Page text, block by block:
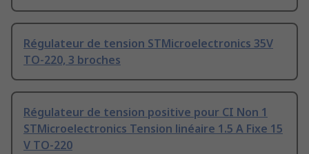
Régulateur de tension STMicroelectronics 35V
TO-220, 3 broches
Régulateur de tension positive pour CI Non 1
STMicroelectronics Tension linéaire 1.5 A Fixe 15
V TO-220